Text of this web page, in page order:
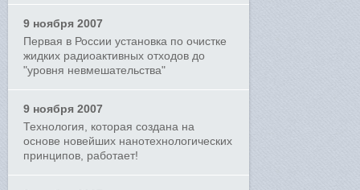
9 ноября 2007
Первая в России установка по очистке
жидких радиоактивных отходов до
"уровня невмешательства"
9 ноября 2007
Технология, которая создана на
основе новейших нанотехнологических
принципов, работает!